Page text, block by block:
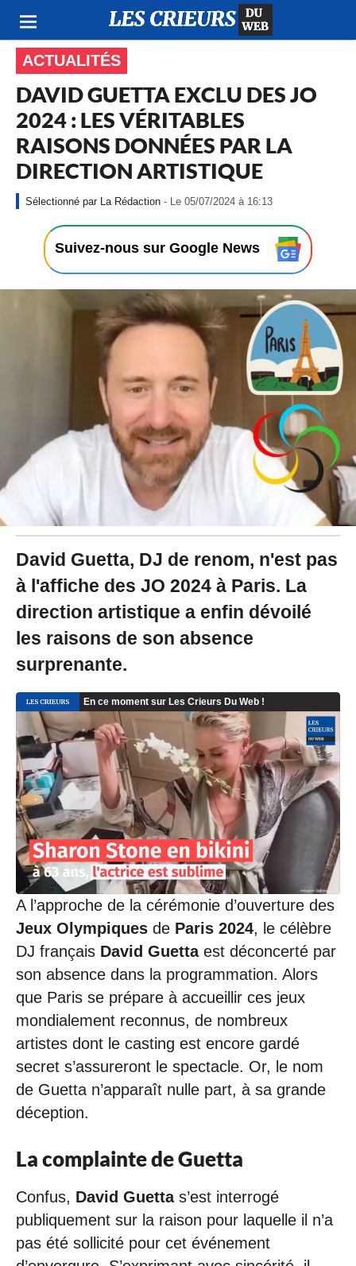
ACTUALITÉS
DAVID GUETTA EXCLU DES JO
2024 : LES VÉRITABLES
RAISONS DONNÉES PAR LA
DIRECTION ARTISTIQUE
La Rédaction - Le 05/07/2024 à 16:13
0
5
/
0
7
2
0
2
4
à
1
1
Suivez-nous sur Google News
David Guetta, DJ de renom, n'est pas
à l'affiche des JO 2024 à Paris. La
direction artistique a enfin dévoilé
les raisons de son absence
surprenante.
A l’approche de la cérémonie d’ouverture des
Jeux Olympiques de Paris 2024, le célèbre
DJ français David Guettaest déconcerté par
son absence dans la programmation. Alors
que Paris se prépare à accueillir ces jeux
mondialement reconnus, de nombreux
artistes dont le casting est encore gardé
secret s’assureront le spectacle. Or, le nom
de Guetta n’apparaît nulle part, à sa grande
déception.
La complainte de Guetta
Confus, David Guettas’est interrogé
publiquement sur la raison pour laquelle il n’a
pas été sollicité pour cet événement